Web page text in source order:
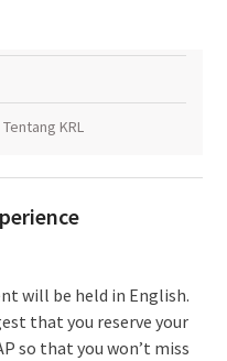
Tentang KRL
will be held in English.
that you reserve your
so that you won’t miss